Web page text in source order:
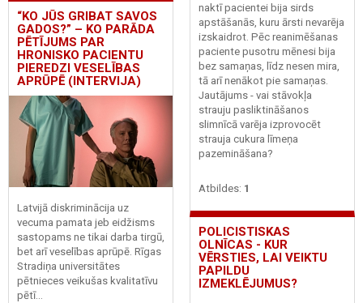
“​​​​KO JŪS GRIBAT SAVOS
GADOS?” – KO PARĀDA
PĒTĪJUMS PAR
HRONISKO PACIENTU
PIEREDZI VESELĪBAS
APRŪPĒ (INTERVIJA)
Latvijā diskriminācija uz
vecuma pamata jeb eidžisms
sastopams ne tikai darba tirgū,
bet arī veselības aprūpē. Rīgas
Stradiņa universitātes
pētnieces veikušas kvalitatīvu
pētī...
naktī pacientei bija sirds
apstāšanās, kuru ārsti nevarēja
izskaidrot. Pēc reanimēšanas
paciente pusotru mēnesi bija
bez samaņas, līdz nesen mira,
tā arī nenākot pie samaņas.
Jautājums - vai stāvokļa
strauju pasliktināšanos
slimnīcā varēja izprovocēt
strauja cukura līmeņa
pazemināšana?
Atbildes: 1
POLICISTISKAS
OLNĪCAS - KUR
VĒRSTIES, LAI VEIKTU
PAPILDU
IZMEKLĒJUMUS?